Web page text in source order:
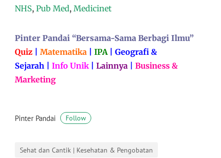
NHS, Pub Med, Medicinet
Pinter Pandai “Bersama-Sama Berbagi Ilmu”
Quiz
Matematika IPA
Geografi &
Sejarah
Info Unik Lainnya
Business &
Marketing
Pinter Pandai Follow
Sehat dan Cantik | Kesehatan & Pengobatan